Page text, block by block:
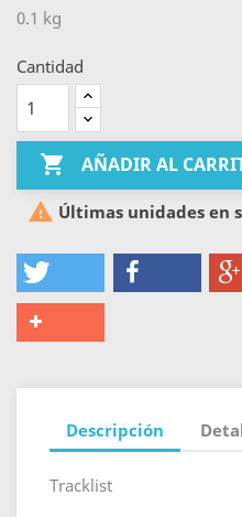
0.1 kg
Cantidad
 AÑADIR AL
 Últimas unidades en
Descripción
Tracklist